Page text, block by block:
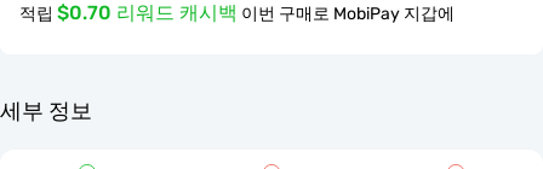
적립 $0.70 리워드 캐시백 이번 구매로 MobiPay 지갑에
세부 정보